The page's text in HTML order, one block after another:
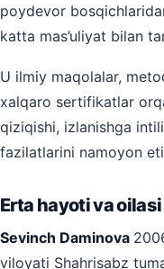
poydevor
katta mas’uliyat bilan
U ilmiy maqolalar,
xalqaro sertifikatlar
qiziqishi, izlanishga
fazilatlarini namoyon
Erta hayoti va oilasi
Sevinch Daminova
viloyati Shahrisabz